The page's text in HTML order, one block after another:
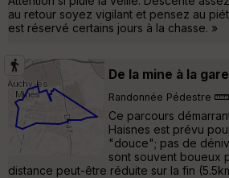
au retour soyez vigilant et pensez au
est réservé certains jours à la chasse. »
De la mine à la
Randonnée Pédestre
Ce parcours
Haisnes est prévu
"douce"; pas de
sont souvent boueux
distance peut-être réduite sur la fin